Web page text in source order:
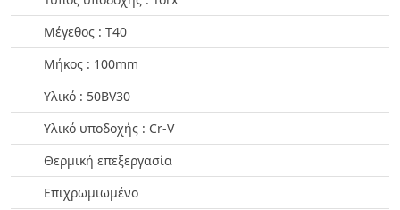
Μέγεθος : T40
Μήκος : 100mm
Υλικό : 50BV30
Υλικό υποδοχής : Cr-V
Θερμική επεξεργασία
Επιχρωμιωμένο